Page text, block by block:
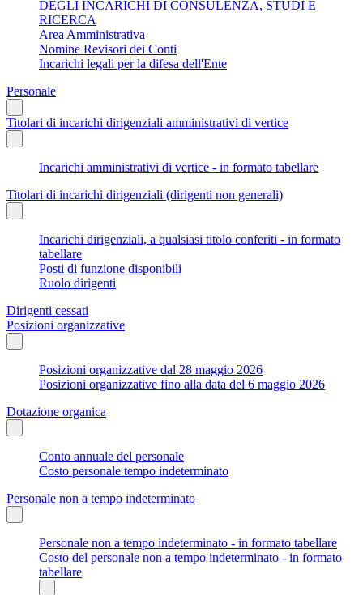
DEGLI INCARICHI DI CONSULENZA, STUDI E
RICERCA
Area Amministrativa
Nomine Revisori dei Conti
Incarichi legali per la difesa dell'Ente
Personale
Titolari di incarichi dirigenziali amministrativi di vertice
Incarichi amministrativi di vertice - in formato tabellare
Titolari di incarichi dirigenziali (dirigenti non generali)
Incarichi dirigenziali, a qualsiasi titolo conferiti - in formato
tabellare
Posti di funzione disponibili
Ruolo dirigenti
Dirigenti cessati
Posizioni organizzative
Posizioni organizzative dal 28 maggio 2026
Posizioni organizzative fino alla data del 6 maggio 2026
Dotazione organica
Conto annuale del personale
Costo personale tempo indeterminato
Personale non a tempo indeterminato
Personale non a tempo indeterminato - in formato tabellare
Costo del personale non a tempo indeterminato - in formato
tabellare